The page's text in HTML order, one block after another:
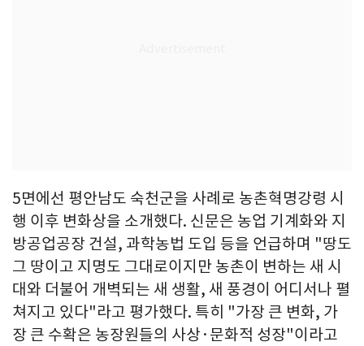
5면에선 평안남도 숙천군을 사례로 농촌혁명강령 시
행 이후 변화상을 소개했다. 신문은 농업 기계화와 지
방공업공장 건설, 과학농법 도입 등을 언급하며 "땅도
그 땅이고 지명도 그대로이지만 농촌이 변하는 새 시
대와 더불어 개벽되는 새 생활, 새 풍경이 어디서나 펼
쳐지고 있다"라고 평가했다. 특히 "가장 큰 변화, 가
장 큰 수확은 농장원들의 사상·문화적 성장"이라고